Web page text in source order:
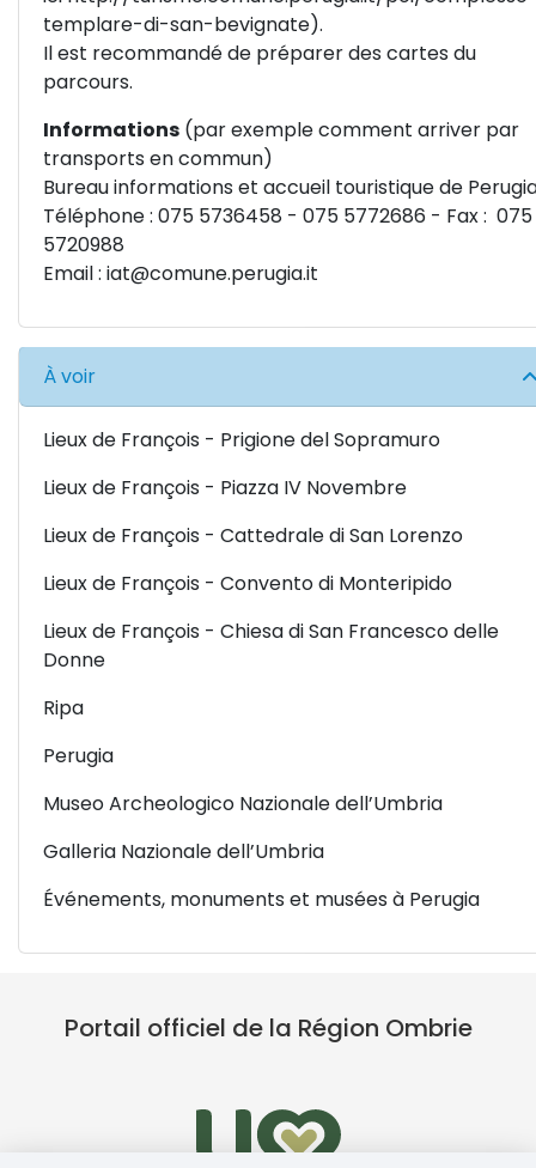
templare-di-san-bevignate).
Il est recommandé de préparer des cartes du
parcours.
Informations (par exemple comment arriver par
transports en commun)
Bureau informations et accueil touristique de
Téléphone : 075 5736458 - 075 5772686 - Fax : 075
5720988
Email : iat@comune.perugia.it
À voir
Lieux de François - Prigione del Sopramuro
Lieux de François - Piazza IV Novembre
Lieux de François - Cattedrale di San Lorenzo
Lieux de François - Convento di Monteripido
Lieux de François - Chiesa di San Francesco delle
Donne
Ripa
Perugia
Museo Archeologico Nazionale dell’Umbria
Galleria Nazionale dell’Umbria
Événements, monuments et musées à Perugia
Portail officiel de la Région Ombrie